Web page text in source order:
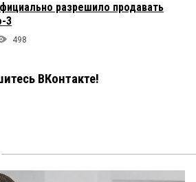
разрешило продавать
3
498
ВКонтакте!